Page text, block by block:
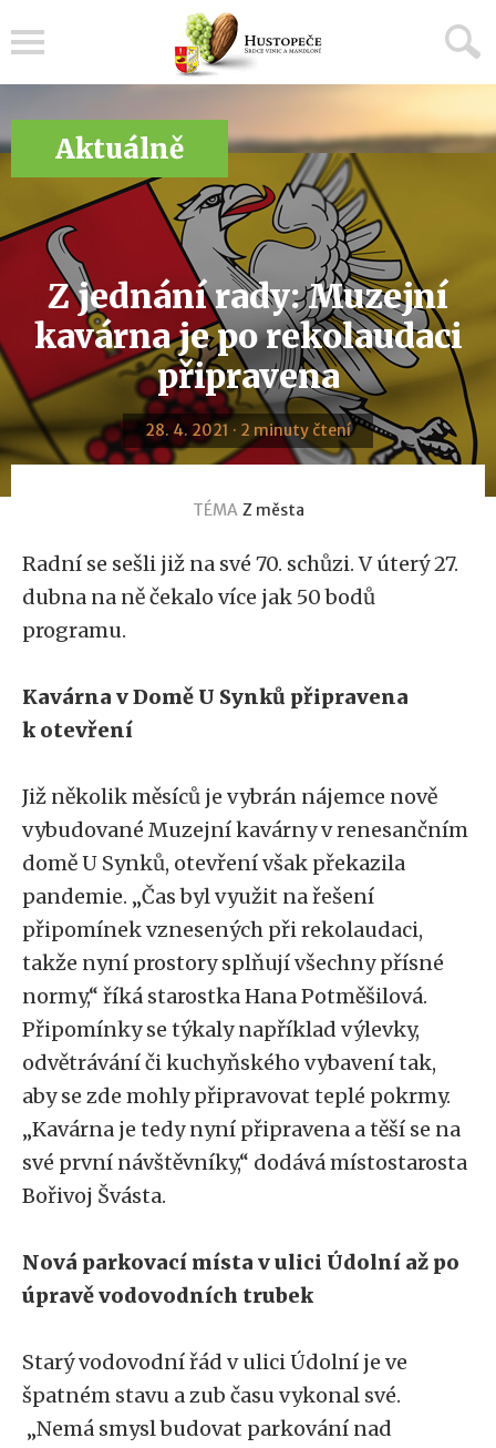
Aktuálně
Z jednání rady: Muzejní
kavárna je po rekolaudaci
připravena
28. 4. 2021 · 2 minuty čtení
TÉMA Z města
Radní se sešli již na své 70. schůzi. V úterý 27.
dubna na ně čekalo více jak 50 bodů
programu.
Kavárna v Domě U Synků připravena
k otevření
Již několik měsíců je vybrán nájemce nově
vybudované Muzejní kavárny v renesančním
domě U Synků, otevření však překazila
pandemie. „Čas byl využit na řešení
připomínek vznesených při rekolaudaci,
takže nyní prostory splňují všechny přísné
normy,“ říká starostka Hana Potměšilová.
Připomínky se týkaly například výlevky,
odvětrávání či kuchyňského vybavení tak,
aby se zde mohly připravovat teplé pokrmy.
„Kavárna je tedy nyní připravena a těší se na
své první návštěvníky,“ dodává místostarosta
Bořivoj Švásta.
Nová parkovací místa v ulici Údolní až po
úpravě vodovodních trubek
Starý vodovodní řád v ulici Údolní je ve
špatném stavu a zub času vykonal své.
„Nemá smysl budovat parkování nad